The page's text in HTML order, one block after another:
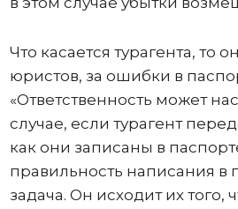
Что касается турагента, то
юристов, за ошибки в
«Ответственность может
случае, если турагент
как они записаны в
правильность написания в
задача. Он исходит их того,